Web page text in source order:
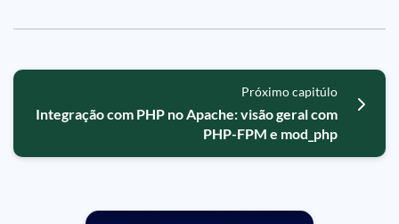
Próximo capitúlo
Integração com PHP no Apache: visão geral com
PHP-FPM e mod_php